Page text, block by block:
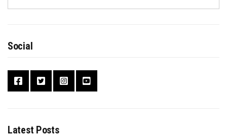
Social
Latest Posts